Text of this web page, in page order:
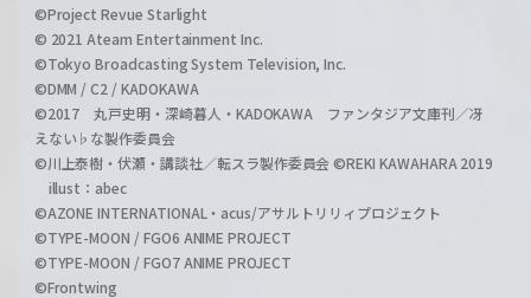
©Project Revue Starlight
© 2021 Ateam Entertainment Inc.
©Tokyo Broadcasting System Television, Inc.
©DMM / C2 / KADOKAWA
©2017 丸戸史明・深崎暮人・KADOKAWA ファンタジア文庫刊／冴
えない♭な製作委員会
©川上泰樹・伏瀬・講談社／転スラ製作委員会 ©REKI KAWAHARA 2019
illust：abec
©AZONE INTERNATIONAL・acus/アサルトリリィプロジェクト
©TYPE-MOON / FGO6 ANIME PROJECT
©TYPE-MOON / FGO7 ANIME PROJECT
©Frontwing